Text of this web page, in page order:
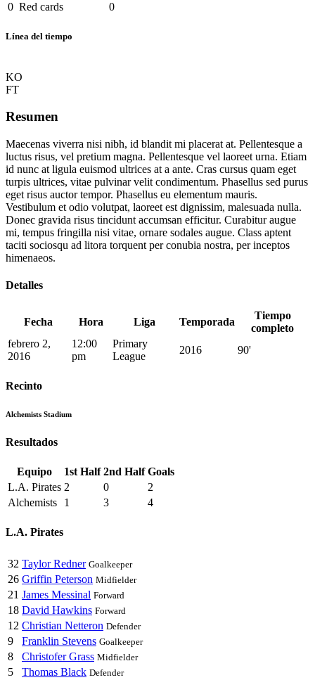
0 Red cards 0
Línea del tiempo
KO
FT
Resumen
Maecenas viverra nisi nibh, id blandit mi placerat at. Pellentesque a
luctus risus, vel pretium magna. Pellentesque vel laoreet urna. Etiam
id nunc at ligula euismod ultrices at a ante. Cras cursus quam eget
turpis ultrices, vitae pulvinar velit condimentum. Phasellus sed purus
eget risus auctor tempor. Phasellus eu elementum mauris.
Vestibulum et odio volutpat, laoreet est dignissim, malesuada nulla.
Donec gravida risus tincidunt accumsan efficitur. Curabitur augue
mi, tempus fringilla nisi vitae, ornare sodales augue. Class aptent
taciti sociosqu ad litora torquent per conubia nostra, per inceptos
himenaeos.
Detalles
Fecha Hora Liga Temporada
Tiempo
completo
febrero 2,
2016
12:00
pm
Primary
League
2016 90'
Recinto
Alchemists Stadium
Resultados
Equipo 1st Half 2nd Half Goals
L.A. Pirates 2 0
2
Alchemists
1 3 4
L.A. Pirates
32 Taylor Redner Goalkeeper
26 Griffin Peterson Midfielder
21 James Messinal Forward
18 David Hawkins Forward
12 Christian Netteron Defender
9 Franklin Stevens Goalkeeper
8 Christofer Grass Midfielder
5 Thomas Black Defender